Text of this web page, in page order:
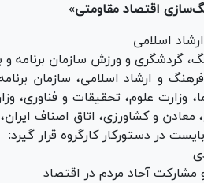
اقتصاد مقاومتی»
اسلامی
گردشگری و ورزش سازمان برنامه و
و ارشاد اسلامی، سازمان
وزارت علوم، تحقیقات و فناوری،
معادن و کشاورزی، اتاق اصناف
در دستورکار کارگروه قرار گیرد:
آحاد مردم در اقتصاد